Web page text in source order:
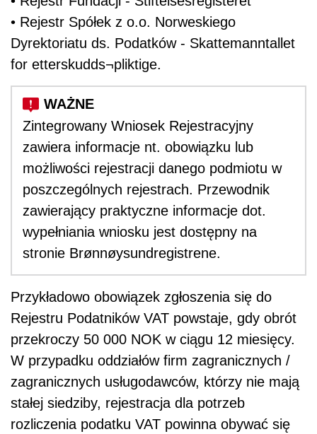
• Rejestr Spółek z o.o. Norweskiego
Dyrektoriatu ds. Podatków - Skattemanntallet
for etterskudds¬pliktige.
Zintegrowany Wniosek Rejestracyjny
zawiera informacje nt. obowiązku lub
możliwości rejestracji danego podmiotu w
poszczególnych rejestrach. Przewodnik
zawierający praktyczne informacje dot.
wypełniania wniosku jest dostępny na
stronie Brønnøysundregistrene.
Przykładowo obowiązek zgłoszenia się do
Rejestru Podatników VAT powstaje, gdy obrót
przekroczy 50 000 NOK w ciągu 12 miesięcy.
W przypadku oddziałów firm zagranicznych /
zagranicznych usługodawców, którzy nie mają
stałej siedziby, rejestracja dla potrzeb
rozliczenia podatku VAT powinna obywać się